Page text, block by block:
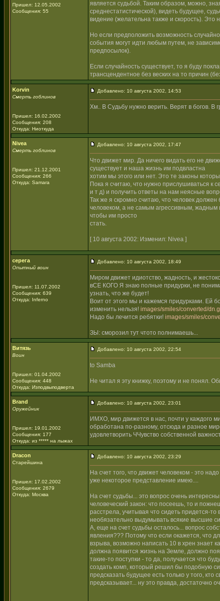
Пришел: 12.05.2002
Сообщения: 55
является судьбой. Таким образом, можно,
среднестатистической), видеть будущее,
видение (желательна также и скорость). Это
Но если предположить возможность
события могут идти любым путем, не
предпосылок).
Если случайность существует, то я буду
трансцендентное без веских на то причин
Korvin
Смерть гоблинов
Пришел: 16.02.2002
Сообщения: 208
Откуда: Ниоткуда
Добавлено: 10 августа 2002, 14:53
Хм.. В Судьбу нужно верить. Верят в богов. В
Nivea
Смерть гоблинов
Пришел: 21.12.2001
Сообщения: 266
Откуда: Samara
Добавлено: 10 августа 2002, 17:47
Что движет мир. Да ничего видать его не
существует и наша жизнь им подвластна
хотим мы этого или нет. Это те законы
Пока я считаю, что нужно прислушиваться к
и т д) и получить ответы на нам неясные
Так же я скромно считаю, что человек должен
человеком, а не самым агрессивным,
чтобы им просто
стать.
[ 10 августа 2002: Изменил: Nivea ]
серега
Опытный воин
Пришел: 11.07.2002
Сообщения: 639
Откуда: Inferno
Добавлено: 10 августа 2002, 18:49
Миром движет идиотство, жадность, и
вСЕ КОГО Я знаю полные придурки, не
узнать, что же будет!
Воит от этого мы и кажемся придурками. Ей
изменить нельзя! images/smiles/converted/
Надо бы лечится ребятки! images/smiles/
ЗЫ: сморозил тут чтото полнимаешь...
Витязь
Воин
Пришел: 01.04.2002
Сообщения: 448
Откуда: Изподвыподверта
Добавлено: 10 августа 2002, 22:54
to Samba
Не читал я эту книжку, поэтому и не понял.
Brand
Оружейник
Пришел: 19.01.2002
Сообщения: 177
Откуда: из ***** на лыжах
Добавлено: 10 августа 2002, 23:01
ИМХО, мир движется в нас, почти у каждого
обработана по-разному, отсюда и разное
удовлетворить ЧЧувство собственной
Dracon
Старейшина
Пришел: 17.02.2002
Сообщения: 2679
Откуда: Москва
Добавлено: 10 августа 2002, 23:29
На счет того, что движет человеком - это
уже некоторое представление имею....
На счет судьбы... это вопрос очень
человеческий закон: что посеешь, то и
расстрела, учитывая что сидеть придется-
необязательно выдумывать всякие высшие
А, еще на счет судьбы осталось... вопрос
явления??? Потому что если окажется, что
взрыва, возможно написать 10 в хрен знает
должна появится жизнь на Земле, должно
такие-то поступки - то да, получается что
создать комп, который решил бы подобную
предсказать будущее есть только у того,
предсказывает... ну это правда, достаточно